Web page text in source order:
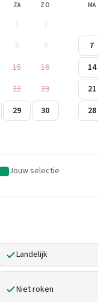
ZA ZO
1
2
8
9
15
16
22
23
29
30
MA
7
14
21
28
Jouw selectie
Landelijk
Niet roken